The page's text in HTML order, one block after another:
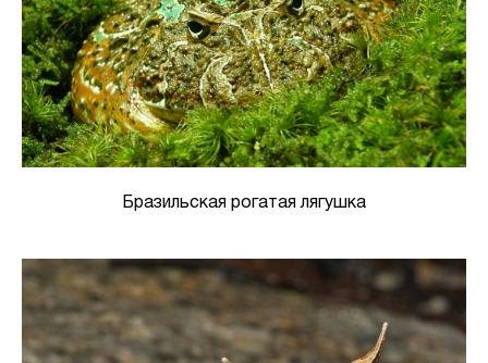
Бразильская рогатая лягушка